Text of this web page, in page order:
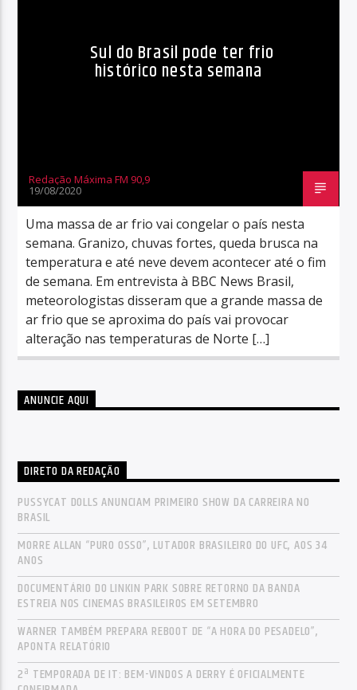
Sul do Brasil pode ter frio
histórico nesta semana
Redação Máxima FM 90,9
19/08/2020
Uma massa de ar frio vai congelar o país nesta
semana. Granizo, chuvas fortes, queda brusca na
temperatura e até neve devem acontecer até o fim
de semana. Em entrevista à BBC News Brasil,
meteorologistas disseram que a grande massa de
ar frio que se aproxima do país vai provocar
alteração nas temperaturas de Norte […]
ANUNCIE AQUI
DIRETO DA REDAÇÃO
PUSSYCAT DOLLS ANUNCIAM PRIMEIRO SHOW DA CARREIRA NO
BRASIL
MORRE ALLAN “PURO OSSO”, LUTADOR BRASILEIRO DO UFC, AOS 34
ANOS
DOCUMENTÁRIO DO LINKIN PARK SOBRE RETORNO DA BANDA
ESTREIA NOS CINEMAS BRASILEIROS EM SETEMBRO
WARNER TAMBÉM PREPARA REBOOT DE “A HORA DO PESADELO”,
APONTA RELATÓRIO
2ª TEMPORADA DE IT: BEM-VINDOS A DERRY É OFICIALMENTE